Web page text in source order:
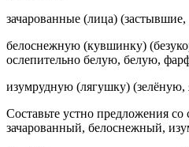
зачарованные (лица)
белоснежную (кувшинку)
ослепительно белую, белую,
изумрудную (лягушку) (зелёную,
Составьте устно предложения
зачарованный, белоснежный,